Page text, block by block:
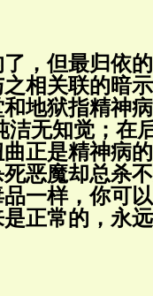
，但最归依
相关联的暗
地狱指精神
洁无知觉；在
正是精神病
恶魔却总杀
一样，你可
正常的，永